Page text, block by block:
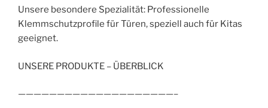
Unsere besondere Spezialität: Professionelle
Klemmschutzprofile für Türen, speziell auch für Kitas
geeignet.
UNSERE PRODUKTE – ÜBERBLICK
————————————————————–